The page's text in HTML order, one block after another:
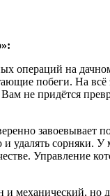
операций на
побеги. На
придётся
завоевывает
сорняки.
Управление
и механический,